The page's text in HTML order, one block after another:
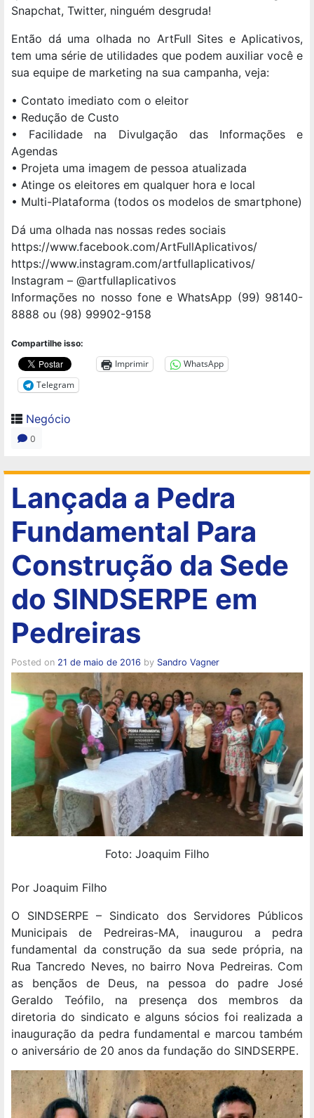
Snapchat, Twitter, ninguém desgruda!
Então dá uma olhada no ArtFull Sites e Aplicativos,
tem uma série de utilidades que podem auxiliar você e
sua equipe de marketing na sua campanha, veja:
• Contato imediato com o eleitor
• Redução de Custo
• Facilidade na Divulgação das Informações e
Agendas
• Projeta uma imagem de pessoa atualizada
• Atinge os eleitores em qualquer hora e local
• Multi-Plataforma (todos os modelos de smartphone)
Dá uma olhada nas nossas redes sociais
https://www.facebook.com/ArtFullAplicativos/
https://www.instagram.com/artfullaplicativos/
Instagram – @artfullaplicativos
Informações no nosso fone e WhatsApp (99) 98140-
8888 ou (98) 99902-9158
Compartilhe isso:
Imprimir
WhatsApp
Telegram
Negócio
0
Lançada a Pedra
Fundamental Para
Construção da Sede
do SINDSERPE em
Pedreiras
Posted on 21 de maio de 2016 by Sandro Vagner
Foto: Joaquim Filho
Por Joaquim Filho
O SINDSERPE – Sindicato dos Servidores Públicos
Municipais de Pedreiras-MA, inaugurou a pedra
fundamental da construção da sua sede própria, na
Rua Tancredo Neves, no bairro Nova Pedreiras. Com
as bençãos de Deus, na pessoa do padre José
Geraldo Teófilo, na presença dos membros da
diretoria do sindicato e alguns sócios foi realizada a
inauguração da pedra fundamental e marcou também
o aniversário de 20 anos da fundação do SINDSERPE.